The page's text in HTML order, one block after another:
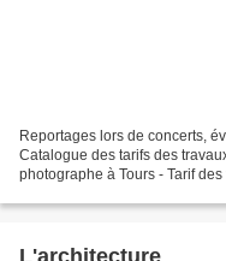
Reportages lors de concerts,
Catalogue des tarifs des
photographe à Tours - Tarif